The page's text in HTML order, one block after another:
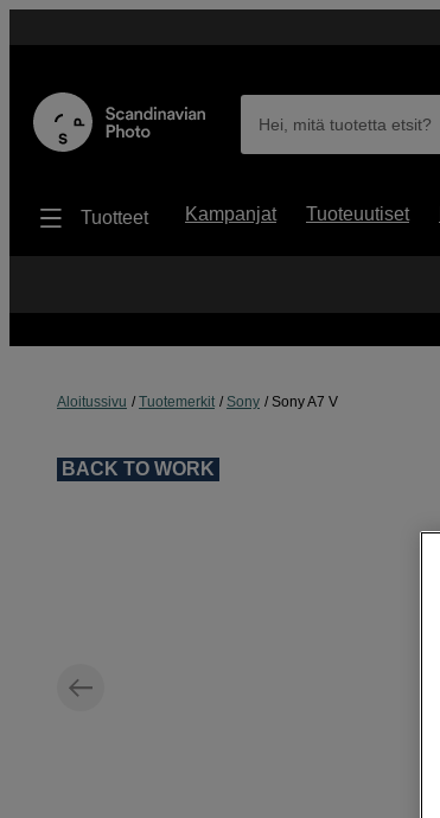
Hei, mitä tuotetta etsit?
Tuotteet Kampanjat Tuoteuutiset
Aloitussivu Tuotemerkit Sony Sony A7 V
BACK TO WORK